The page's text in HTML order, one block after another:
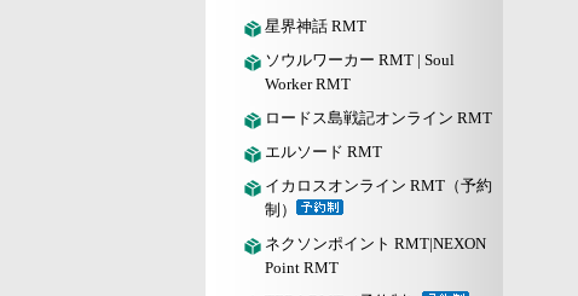
星界神話 RMT
ソウルワーカー RMT | Soul
Worker RMT
ロードス島戦記オンライン RMT
エルソード RMT
イカロスオンライン RMT（予約
制）
ネクソンポイント RMT|NEXON
Point RMT